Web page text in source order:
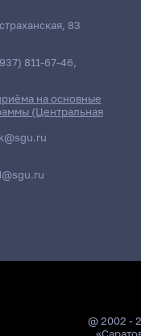
83
811-67-46,
на основные
(Центральная
@ 2002 -